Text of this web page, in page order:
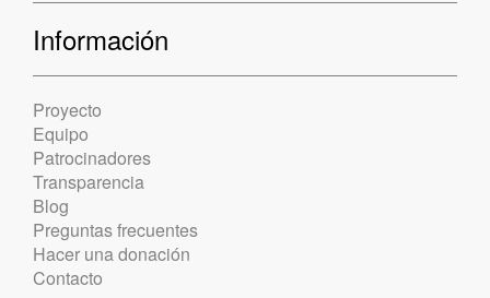
Información
Proyecto
Equipo
Patrocinadores
Transparencia
Blog
Preguntas frecuentes
Hacer una donación
Contacto